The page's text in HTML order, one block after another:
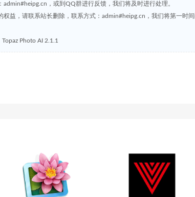
admin#heipg.cn，或到QQ群进行反馈，我们将及时进行处理。
权益，请联系站长删除，联系方式：admin#heipg.cn，我们将第一时间
Photo AI 2.1.1